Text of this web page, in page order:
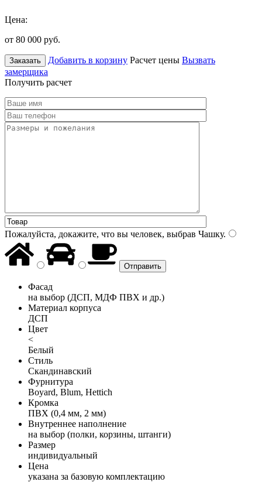
Цена:
от 80 000 руб.
Заказать Добавить в корзину Расчет цены Вызвать
замерщика
Получить расчет
Пожалуйста, докажите, что вы человек, выбрав Чашку.
Фасад
на выбор (ДСП, МДФ ПВХ и др.)
Материал корпуса
ДСП
Цвет
<
Белый
Стиль
Скандинавский
Фурнитура
Boyard, Blum, Hettich
Кромка
ПВХ (0,4 мм, 2 мм)
Внутреннее наполнение
на выбор (полки, корзины, штанги)
Размер
индивидуальный
Цена
указана за базовую комплектацию